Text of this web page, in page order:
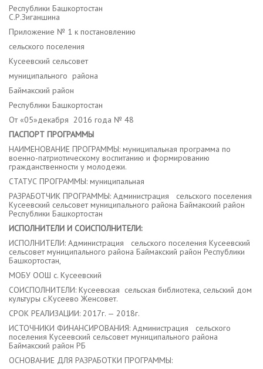
Республики Башкортостан
С.Р.Зиганшина
Приложение № 1 к постановлению
сельского поселения
Кусеевский сельсовет
муниципального района
Баймакский район
Республики Башкортостан
От «05»декабря 2016 года № 48
ПАСПОРТ ПРОГРАММЫ
НАИМЕНОВАНИЕ ПРОГРАММЫ: муниципальная программа по
военно-патриотическому воспитанию и формированию
гражданственности у молодежи.
СТАТУС ПРОГРАММЫ: муниципальная
РАЗРАБОТЧИК ПРОГРАММЫ: Администрация сельского поселения
Кусеевский сельсовет муниципального района Баймакский район
Республики Башкортостан
ИСПОЛНИТЕЛИ И СОИСПОЛНИТЕЛИ:
ИСПОЛНИТЕЛИ: Администрация сельского поселения Кусеевский
сельсовет муниципального района Баймакский район Республики
Башкортостан,
МОБУ ООШ с. Кусеевский
СОИСПОЛНИТЕЛИ: Кусеевская сельская библиотека, сельский дом
культуры с.Кусеево Женсовет.
СРОК РЕАЛИЗАЦИИ: 2017г. — 2018г.
ИСТОЧНИКИ ФИНАНСИРОВАНИЯ: Администрация сельского
поселения Кусеевский сельсовет муниципального района
Баймакский район РБ
ОСНОВАНИЕ ДЛЯ РАЗРАБОТКИ ПРОГРАММЫ: